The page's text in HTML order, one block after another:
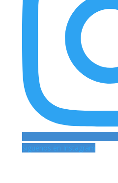
Siguenos en Instagram